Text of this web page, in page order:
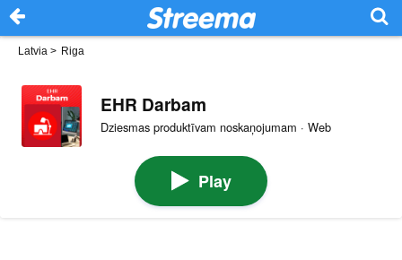
Latvia > Riga
EHR Darbam
Dziesmas produktīvam noskaņojumam · Web
Play